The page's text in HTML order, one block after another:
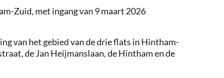
Zuid, met ingang van 9 maart 2026
van het gebied van de drie flats in Hintham-
de Jan Heijmanslaan, de Hintham en de